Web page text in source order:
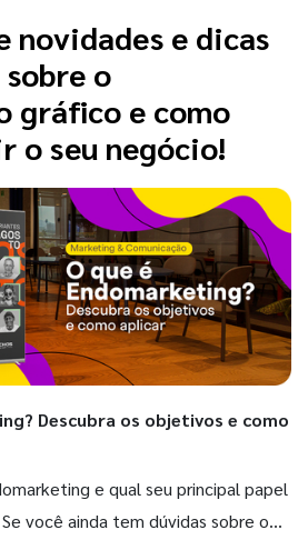
novidades e dicas
sobre o
gráfico e como
o seu negócio!
Descubra os objetivos e como
e qual seu principal papel
você ainda tem dúvidas sobre o